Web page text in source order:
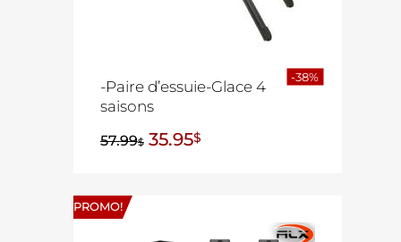
-Paire d’essuie-Glace 4
saisons
57.99$ 35.95$
-38%
PROMO!